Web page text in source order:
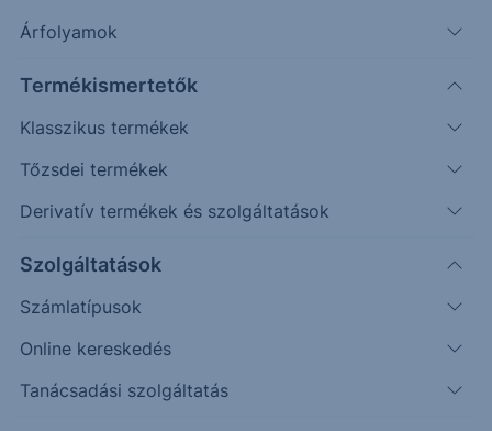
Árfolyamok
Termékismertetők
Klasszikus termékek
Tőzsdei termékek
Derivatív termékek és szolgáltatások
Szolgáltatások
Számlatípusok
Online kereskedés
Tanácsadási szolgáltatás
északi irányba fordult az index árfolyama az év
utolsó napjaiban.
18.600